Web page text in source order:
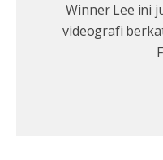
Winner Lee ini
videografi